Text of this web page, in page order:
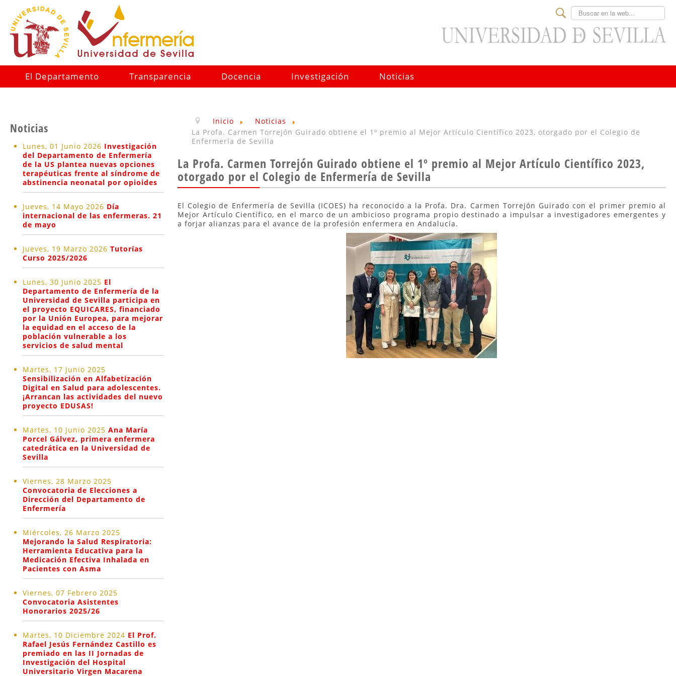
Buscar
El Departamento Transparencia Docencia Investigación Noticias
Noticias
Lunes, 01 Junio 2026 Investigación
del Departamento de Enfermería
de la US plantea nuevas opciones
terapéuticas frente al síndrome de
abstinencia neonatal por opioides
Jueves, 14 Mayo 2026 Día
internacional de las enfermeras. 21
de mayo
Jueves, 19 Marzo 2026 Tutorías
Curso 2025/2026
Lunes, 30 Junio 2025 El
Departamento de Enfermería de la
Universidad de Sevilla participa en
el proyecto EQUICARES, financiado
por la Unión Europea, para mejorar
la equidad en el acceso de la
población vulnerable a los
servicios de salud mental
Martes, 17 Junio 2025
Sensibilización en Alfabetización
Digital en Salud para adolescentes.
¡Arrancan las actividades del nuevo
proyecto EDUSAS!
Martes, 10 Junio 2025 Ana María
Porcel Gálvez, primera enfermera
catedrática en la Universidad de
Sevilla
Viernes, 28 Marzo 2025
Convocatoria de Elecciones a
Dirección del Departamento de
Enfermería
Miércoles, 26 Marzo 2025
Mejorando la Salud Respiratoria:
Herramienta Educativa para la
Medicación Efectiva Inhalada en
Pacientes con Asma
Viernes, 07 Febrero 2025
Convocatoria Asistentes
Honorarios 2025/26
Martes, 10 Diciembre 2024 El Prof.
Rafael Jesús Fernández Castillo es
premiado en las II Jornadas de
Investigación del Hospital
Universitario Virgen Macarena
Inicio
Noticias
La Profa. Carmen Torrejón Guirado obtiene el 1º premio al Mejor Artículo Científico 2023, otorgado por el Colegio de
Enfermería de Sevilla
La Profa. Carmen Torrejón Guirado obtiene el 1º premio al Mejor Artículo Científico 2023,
otorgado por el Colegio de Enfermería de Sevilla
El Colegio de Enfermería de Sevilla (ICOES) ha reconocido a la Profa. Dra. Carmen Torrejón Guirado con el primer premio al
Mejor Artículo Científico, en el marco de un ambicioso programa propio destinado a impulsar a investigadores emergentes y
a forjar alianzas para el avance de la profesión enfermera en Andalucía.